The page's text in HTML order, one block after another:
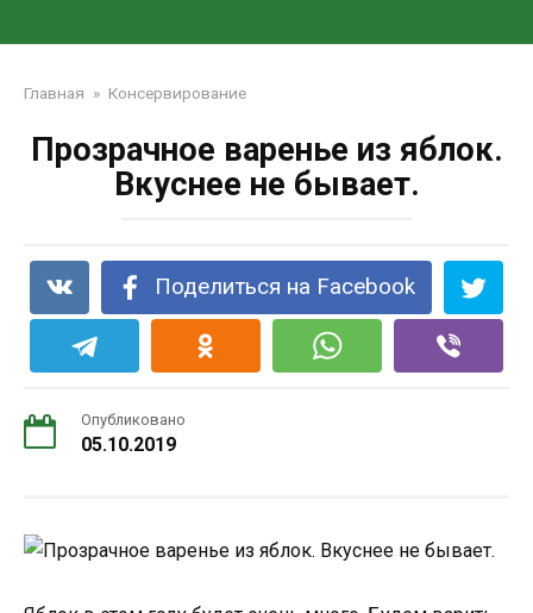
Главная » Консервирование
Прозрачное варенье из яблок.
Вкуснее не бывает.
Поделиться на Facebook
Опубликовано
05.10.2019